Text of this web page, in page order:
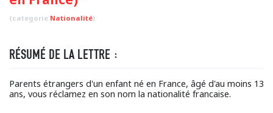
(categorie Nationalité)
RÉSUMÉ DE LA LETTRE :
Parents étrangers d'un enfant né en France, âgé d'au moins 13
ans, vous réclamez en son nom la nationalité francaise.